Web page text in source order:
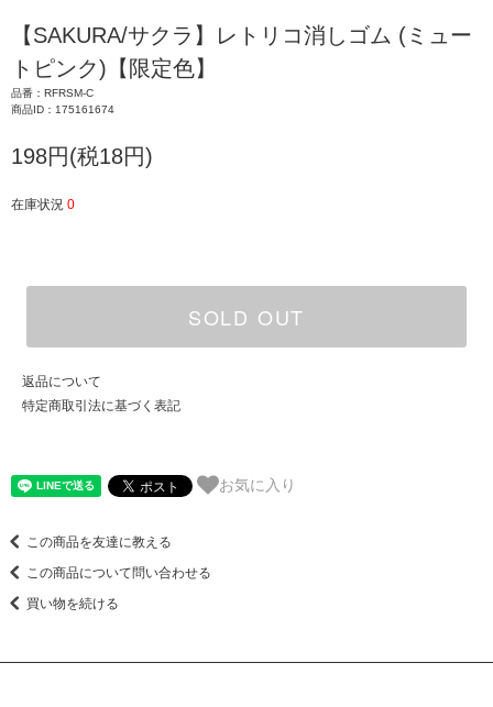
【SAKURA/サクラ】レトリコ消しゴム (ミュー
トピンク)【限定色】
品番：RFRSM-C
商品ID：175161674
198円(税18円)
在庫状況 0
SOLD OUT
返品について
特定商取引法に基づく表記
お気に入り
この商品を友達に教える
この商品について問い合わせる
買い物を続ける